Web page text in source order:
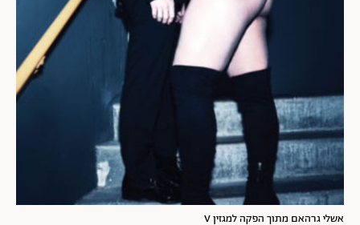
אשלי גרהאם מתוך הפקה למגזין V